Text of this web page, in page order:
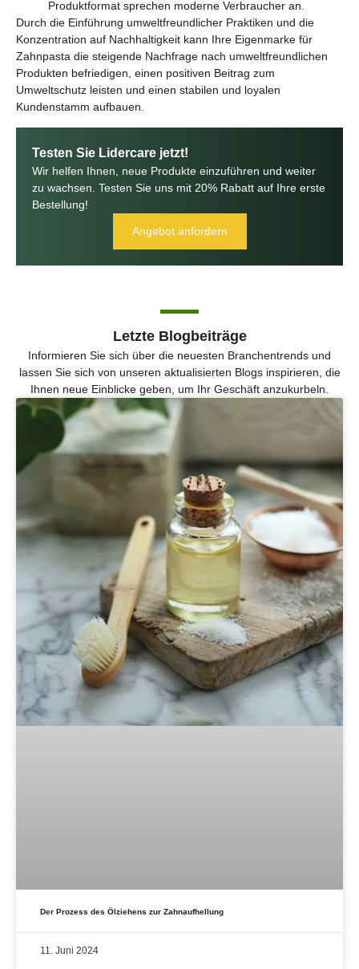
Produktformat sprechen moderne Verbraucher an.
Durch die Einführung umweltfreundlicher Praktiken und die
Konzentration auf Nachhaltigkeit kann Ihre Eigenmarke für
Zahnpasta die steigende Nachfrage nach umweltfreundlichen
Produkten befriedigen, einen positiven Beitrag zum
Umweltschutz leisten und einen stabilen und loyalen
Kundenstamm aufbauen.
Testen Sie Lidercare jetzt!
Wir helfen Ihnen, neue Produkte einzuführen und weiter
zu wachsen. Testen Sie uns mit 20% Rabatt auf Ihre erste
Bestellung!
Angebot anfordern
Letzte Blogbeiträge
Informieren Sie sich über die neuesten Branchentrends und
lassen Sie sich von unseren aktualisierten Blogs inspirieren, die
Ihnen neue Einblicke geben, um Ihr Geschäft anzukurbeln.
Der Prozess des Ölziehens zur Zahnaufhellung
11. Juni 2024